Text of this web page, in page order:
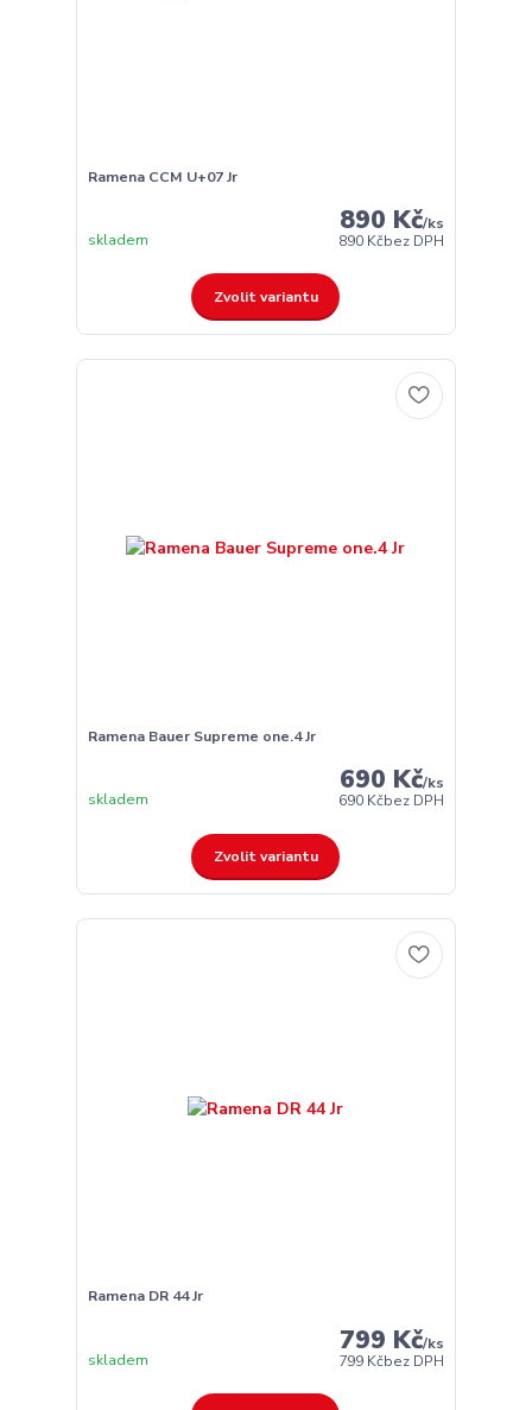
Ramena CCM U+07 Jr
890 Kč/ks
890 Kčbez DPH
skladem
Zvolit variantu
Ramena Bauer Supreme one.4 Jr
690 Kč/ks
690 Kčbez DPH
skladem
Zvolit variantu
Ramena DR 44 Jr
799 Kč/ks
799 Kčbez DPH
skladem